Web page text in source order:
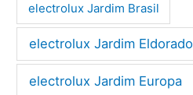
electrolux Jardim Brasil
electrolux Jardim Eldorado
electrolux Jardim Europa